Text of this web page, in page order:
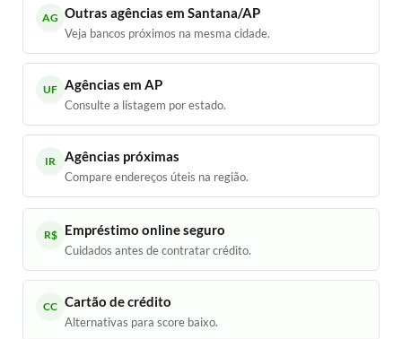
AG Outras agências em Santana/AP
Veja bancos próximos na mesma cidade.
UF Agências em AP
Consulte a listagem por estado.
IR Agências próximas
Compare endereços úteis na região.
R$ Empréstimo online seguro
Cuidados antes de contratar crédito.
CC Cartão de crédito
Alternativas para score baixo.